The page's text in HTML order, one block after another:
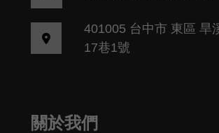
401005 台中市 東區 旱
17巷1號
關於我們